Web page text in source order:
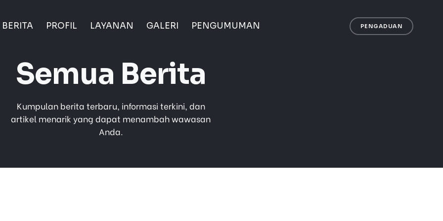
BERITA PROFIL LAYANAN GALERI PENGUMUMAN PENGADUAN
Semua Berita
Kumpulan berita terbaru, informasi terkini, dan
artikel menarik yang dapat menambah wawasan
Anda.